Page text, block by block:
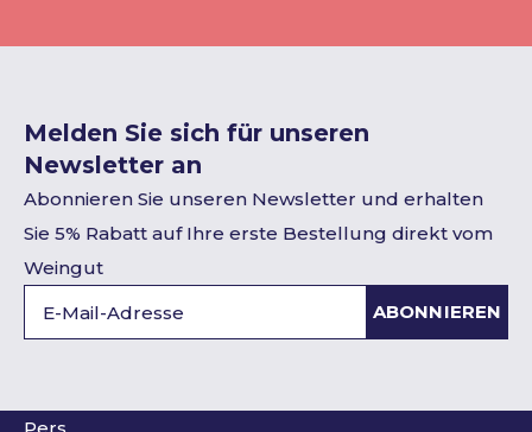
Melden Sie sich für unseren
Newsletter an
Abonnieren Sie unseren Newsletter und erhalten
Sie 5% Rabatt auf Ihre erste Bestellung direkt vom
Weingut
ABONNIEREN